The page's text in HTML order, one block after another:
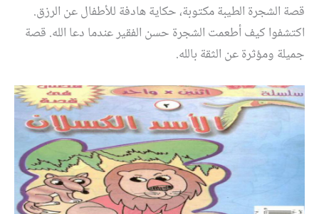
قصة الشجرة الطيبة مكتوبة، حكاية هادفة للأطفال عن الرزق.
اكتشفوا كيف أطعمت الشجرة حسن الفقير عندما دعا الله. قصة
جميلة ومؤثرة عن الثقة بالله.